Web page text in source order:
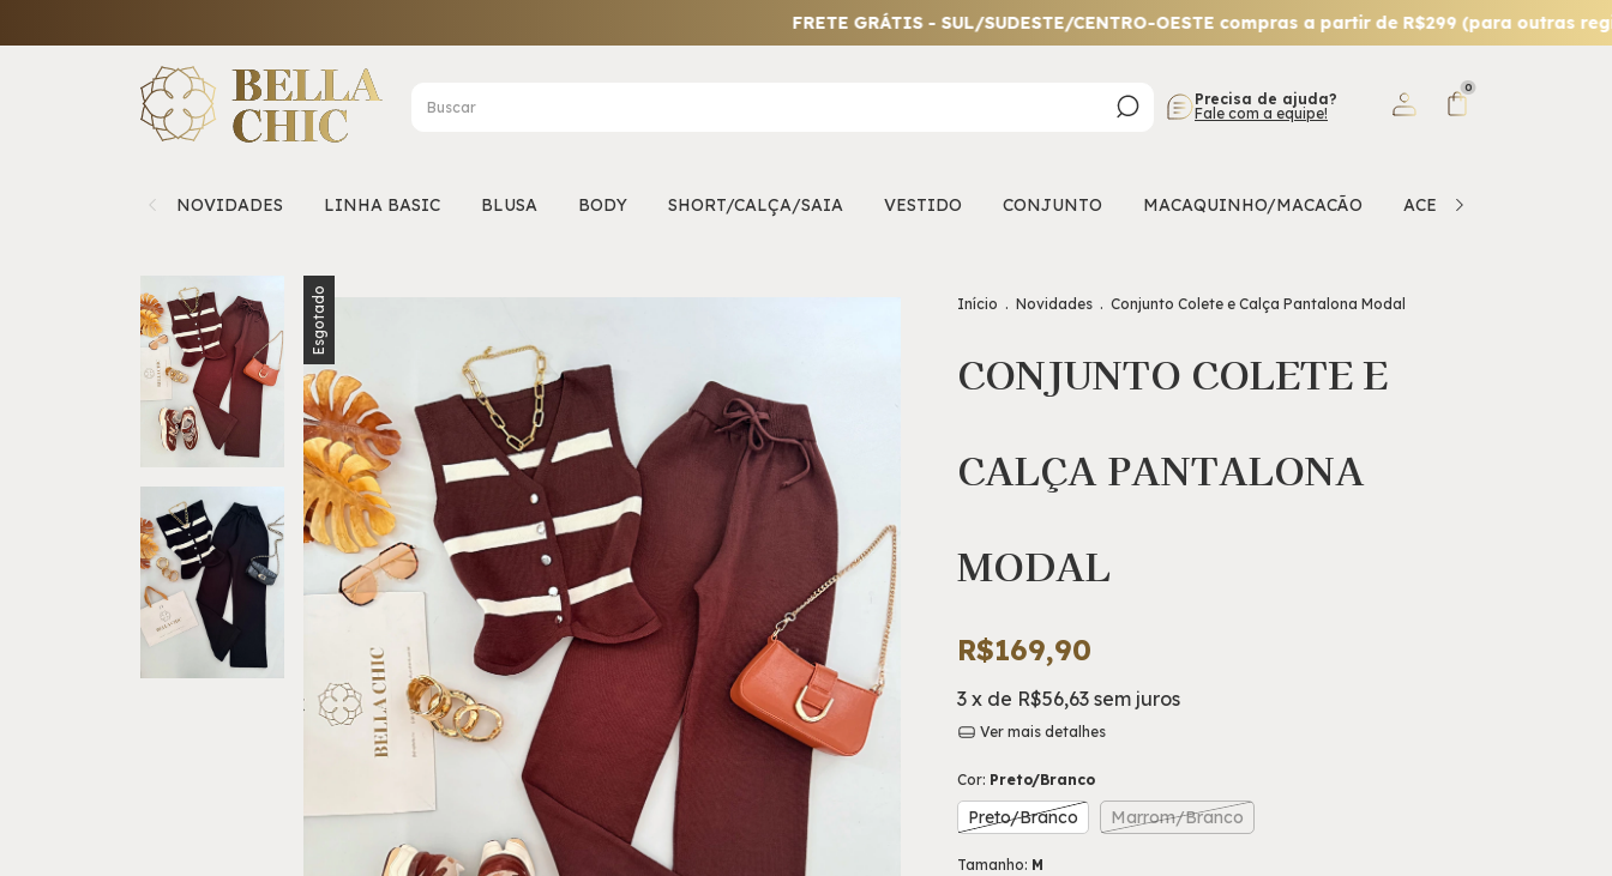
FRETE GRÁTIS - SUL/SUDESTE/CENTRO-OESTE compras a partir de R$299 (para outras
Precisa de ajuda?
Fale com a equipe!
0
NOVIDADES LINHA BASIC BLUSA BODY SHORT/CALÇA/SAIA VESTIDO CONJUNTO MACAQUINHO/MACACÃO ACESSÓRIO
Esgotado Início . Novidades . Conjunto Colete e Calça Pantalona Modal
CONJUNTO COLETE E
CALÇA PANTALONA
MODAL
R$169,90
3 x de R$56,63 sem juros
Ver mais detalhes
Cor: Preto/Branco
Preto/Branco Marrom/Branco
Tamanho: M